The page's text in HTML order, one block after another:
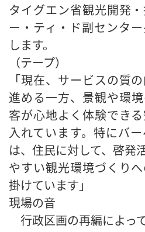
タイグエン省観光開発
ー・ティ・ド副センタ
します。
（テープ）
「現在、サービスの質
進める一方、景観や環
客が心地よく体験でき
入れています。特にバ
は、住民に対して、啓発
やすい観光環境づくり
掛けています」
現場の音
行政区画の再編によっ